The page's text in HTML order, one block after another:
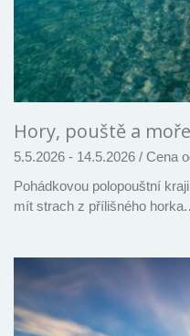
Hory, pouště a
5.5.2026 - 14.5.2026 / Cena
Pohádkovou polopouštní
mít strach z přílišného